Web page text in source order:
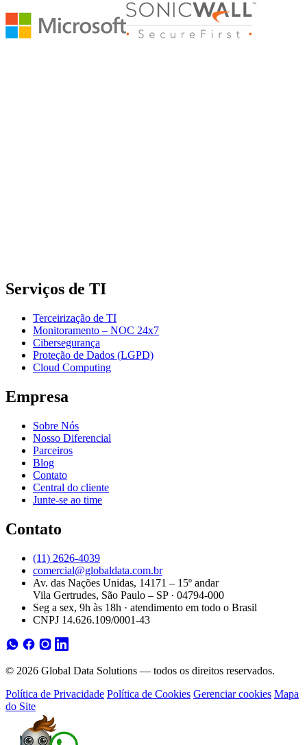
Serviços de TI
Terceirização de TI
Monitoramento – NOC 24x7
Cibersegurança
Proteção de Dados (LGPD)
Cloud Computing
Empresa
Sobre Nós
Nosso Diferencial
Parceiros
Blog
Contato
Central do cliente
Junte-se ao time
Contato
(11) 2626-4039
comercial@globaldata.com.br
Av. das Nações Unidas, 14171 – 15º andar
Vila Gertrudes, São Paulo – SP · 04794-000
Seg a sex, 9h às 18h · atendimento em todo o Brasil
CNPJ 14.626.109/0001-43
© 2026 Global Data Solutions — todos os direitos reservados.
Política de Privacidade Política de Cookies Gerenciar cookies Mapa
do Site